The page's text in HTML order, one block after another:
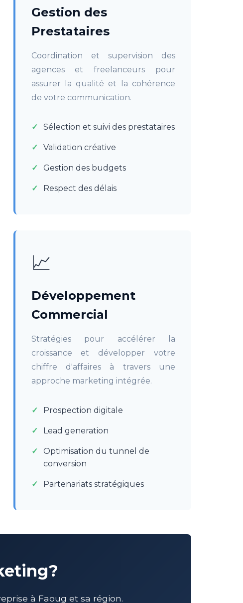
Gestion des
Prestataires
Coordination et supervision des
agences et freelanceurs pour
assurer la qualité et la cohérence
de votre communication.
Sélection et suivi des prestataires
Validation créative
Gestion des budgets
Respect des délais
📈
Développement
Commercial
Stratégies pour accélérer la
croissance et développer votre
chiffre d'affaires à travers une
approche marketing intégrée.
Prospection digitale
Lead generation
Optimisation du tunnel de
conversion
Partenariats stratégiques
à Faoug et sa région.